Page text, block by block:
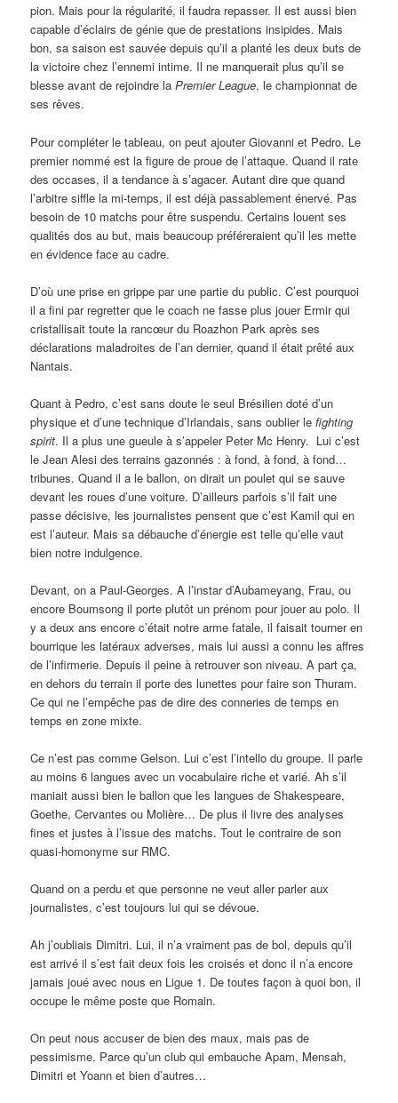
pion. Mais pour la régularité, il faudra repasser. Il est aussi bien
capable d’éclairs de génie que de prestations insipides. Mais
bon, sa saison est sauvée depuis qu’il a planté les deux buts de
la victoire chez l’ennemi intime. Il ne manquerait plus qu’il se
blesse avant de rejoindre laPremier League, le championnat de
ses rêves.
Pour compléter le tableau, on peut ajouter Giovanni et Pedro. Le
premier nommé est la figure de proue de l’attaque. Quand il rate
des occases, il a tendance à s’agacer. Autant dire que quand
l’arbitre siffle la mi-temps, il est déjà passablement énervé. Pas
besoin de 10 matchs pour être suspendu. Certains louent ses
qualités dos au but, mais beaucoup préféreraient qu’il les mette
en évidence face au cadre.
D’où une prise en grippe par une partie du public. C’est pourquoi
il a fini par regretter que le coach ne fasse plus jouer Ermir qui
cristallisait toute la rancœur du Roazhon Park après ses
déclarations maladroites de l’an dernier, quand il était prêté aux
Nantais.
Quant à Pedro, c’est sans doute le seul Brésilien doté d’un
physique et d’une technique d’Irlandais, sans oublier lefighting
spirit. Il a plus une gueule à s’appeler Peter Mc Henry. Lui c’est
le Jean Alesi des terrains gazonnés : à fond, à fond, à fond…
tribunes. Quand il a le ballon, on dirait un poulet qui se sauve
devant les roues d’une voiture. D’ailleurs parfois s’il fait une
passe décisive, les journalistes pensent que c’est Kamil qui en
est l’auteur. Mais sa débauche d’énergie est telle qu’elle vaut
bien notre indulgence.
Devant, on a Paul-Georges. A l’instar d’Aubameyang, Frau, ou
encore Boumsong il porte plutôt un prénom pour jouer au polo. Il
y a deux ans encore c’était notre arme fatale, il faisait tourner en
bourrique les latéraux adverses, mais lui aussi a connu les affres
de l’infirmerie. Depuis il peine à retrouver son niveau. A part ça,
en dehors du terrain il porte des lunettes pour faire son Thuram.
Ce qui ne l’empêche pas de dire des conneries de temps en
temps en zone mixte.
Ce n’est pas comme Gelson. Lui c’est l’intello du groupe. Il parle
au moins 6 langues avec un vocabulaire riche et varié. Ah s’il
maniait aussi bien le ballon que les langues de Shakespeare,
Goethe, Cervantes ou Molière… De plus il livre des analyses
fines et justes à l’issue des matchs. Tout le contraire de son
quasi-homonyme sur RMC.
Quand on a perdu et que personne ne veut aller parler aux
journalistes, c’est toujours lui qui se dévoue.
Ah j’oubliais Dimitri. Lui, il n’a vraiment pas de bol, depuis qu’il
est arrivé il s’est fait deux fois les croisés et donc il n’a encore
jamais joué avec nous en Ligue 1. De toutes façon à quoi bon, il
occupe le même poste que Romain.
On peut nous accuser de bien des maux, mais pas de
pessimisme. Parce qu’un club qui embauche Apam, Mensah,
Dimitri et Yoann et bien d’autres…